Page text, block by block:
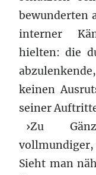
bewunderten
interner
hielten: die
keinen
seiner
›Zu
vollmundiger,
Sieht man